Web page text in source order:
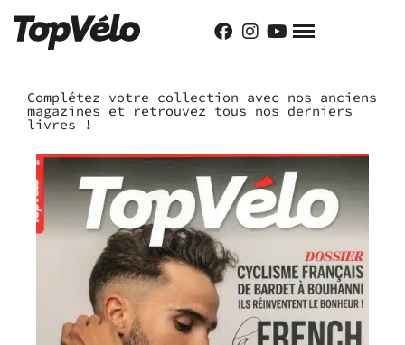
Complétez votre collection avec nos anciens
magazines et retrouvez tous nos derniers
livres !